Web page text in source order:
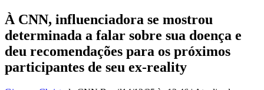
À CNN, influenciadora se mostrou
determinada a falar sobre sua doença e
deu recomendações para os próximos
participantes de seu ex-reality